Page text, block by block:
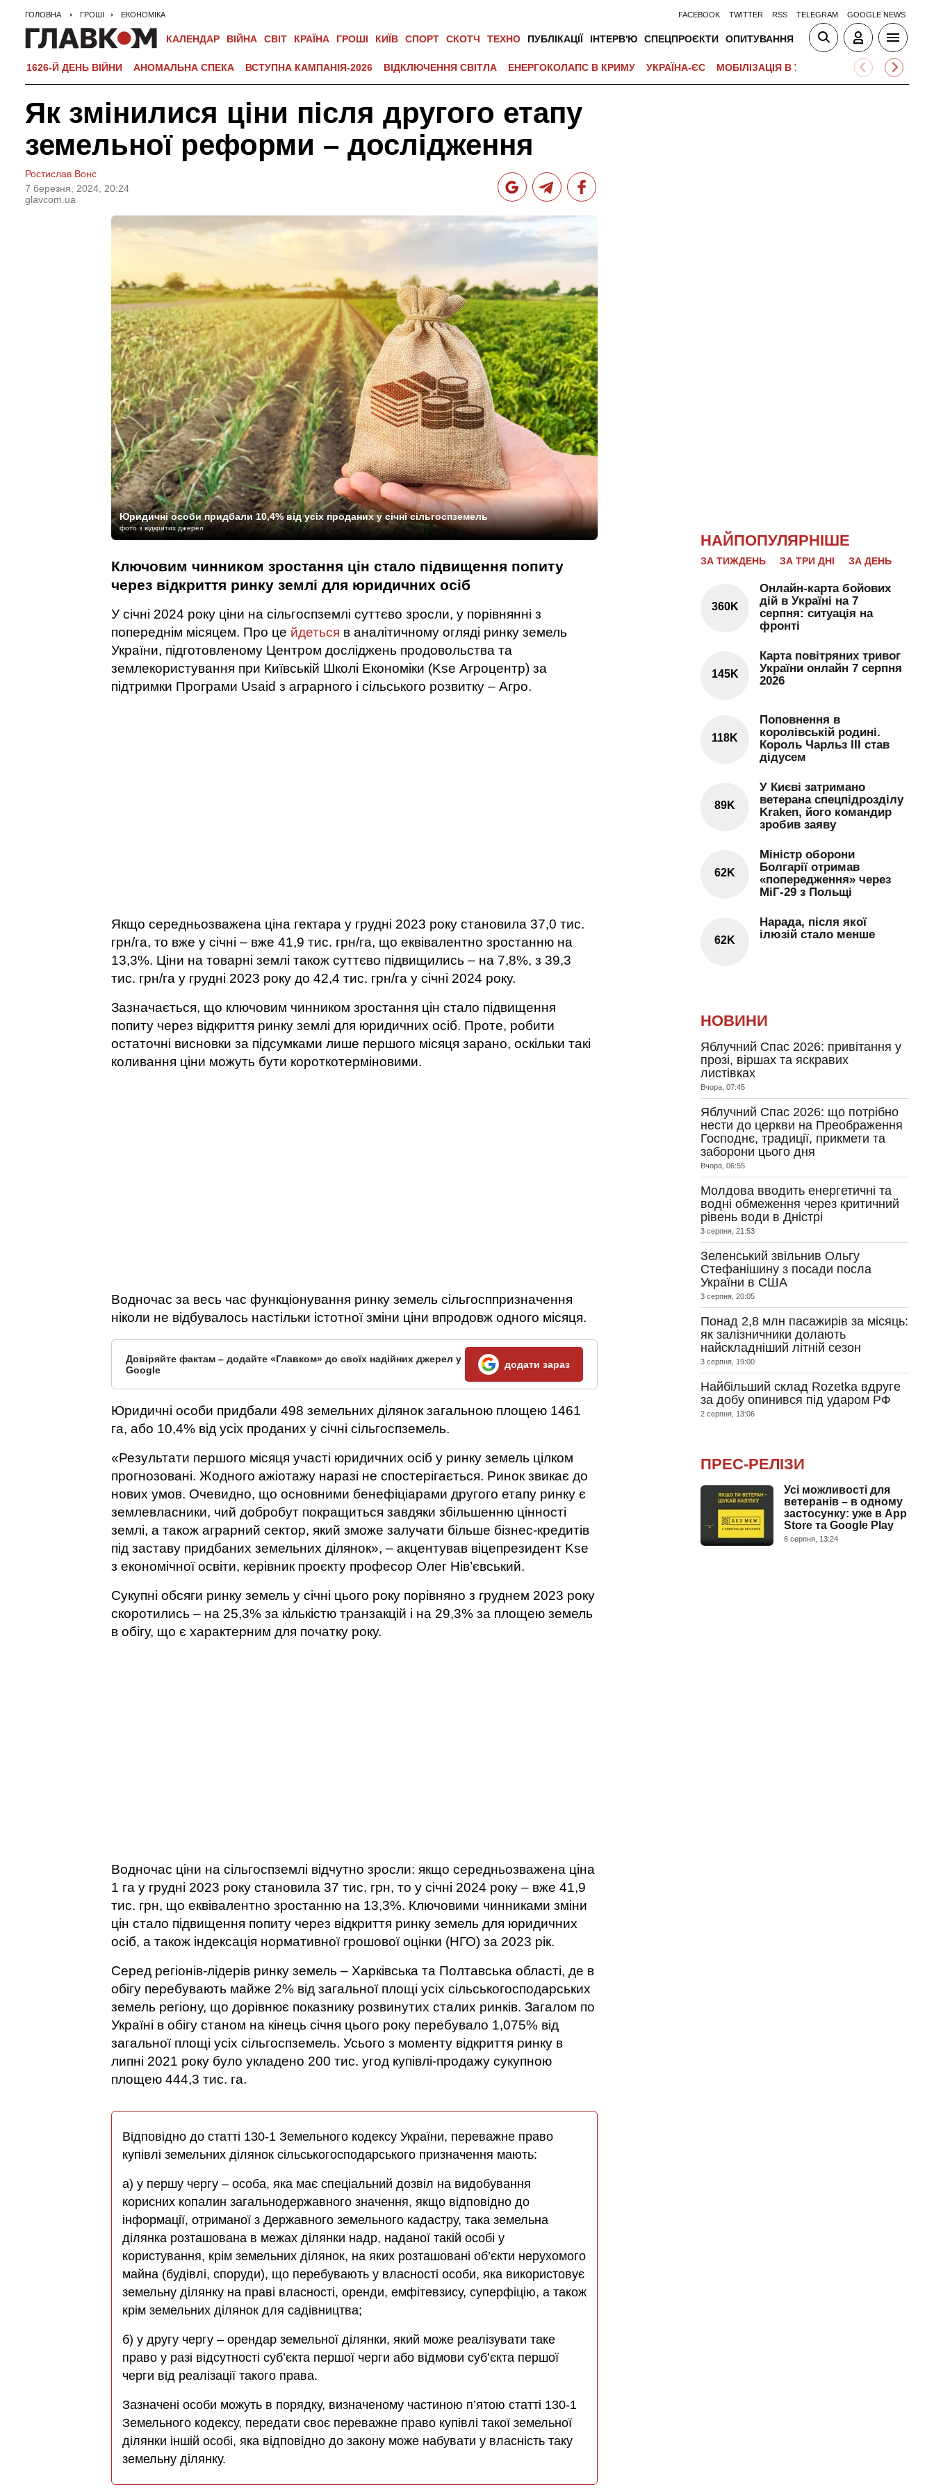
ГОЛОВНА ГРОШІ ЕКОНОМІКА FACEBOOK TWITTER RSS TELEGRAM GOOGLE NEWS
КАЛЕНДАР ВІЙНА СВІТ КРАЇНА ГРОШІ КИЇВ СПОРТ СКОТЧ ТЕХНО ПУБЛІКАЦІЇ ІНТЕРВ'Ю СПЕЦПРОЄКТИ ОПИТУВАННЯ
1626-Й ДЕНЬ ВІЙНИ АНОМАЛЬНА СПЕКА ВСТУПНА КАМПАНІЯ-2026 ВІДКЛЮЧЕННЯ СВІТЛА ЕНЕРГОКОЛАПС В КРИМУ УКРАЇНА-ЄС МОБІЛІЗАЦІЯ В УКРАЇНІ ВІЙНА НА
Як змінилися ціни після другого етапу
земельної реформи – дослідження
Ростислав Вонс
7 березня, 2024, 20:24
glavcom.ua
Юридичні особи придбали 10,4% від усіх проданих у січні сільгоспземель
фото з відкритих джерел
Ключовим чинником зростання цін стало підвищення попиту
через відкриття ринку землі для юридичних осіб
У січні 2024 року ціни на сільгоспземлі суттєво зросли, у порівнянні з
попереднім місяцем. Про це йдеться в аналітичному огляді ринку земель
України, підготовленому Центром досліджень продовольства та
землекористування при Київській Школі Економіки (Kse Агроцентр) за
підтримки Програми Usaid з аграрного і сільського розвитку – Агро.
Якщо середньозважена ціна гектара у грудні 2023 року становила 37,0 тис.
грн/га, то вже у січні – вже 41,9 тис. грн/га, що еквівалентно зростанню на
13,3%. Ціни на товарні землі також суттєво підвищились – на 7,8%, з 39,3
тис. грн/га у грудні 2023 року до 42,4 тис. грн/га у січні 2024 року.
Зазначається, що ключовим чинником зростання цін стало підвищення
попиту через відкриття ринку землі для юридичних осіб. Проте, робити
остаточні висновки за підсумками лише першого місяця зарано, оскільки такі
коливання ціни можуть бути короткотерміновими.
Водночас за весь час функціонування ринку земель сільгосппризначення
ніколи не відбувалось настільки істотної зміни ціни впродовж одного місяця.
Довіряйте фактам – додайте «Главком» до своїх надійних джерел у
Google
додати зараз
Юридичні особи придбали 498 земельних ділянок загальною площею 1461
га, або 10,4% від усіх проданих у січні сільгоспземель.
«Результати першого місяця участі юридичних осіб у ринку земель цілком
прогнозовані. Жодного ажіотажу наразі не спостерігається. Ринок звикає до
нових умов. Очевидно, що основними бенефіціарами другого етапу ринку є
землевласники, чий добробут покращиться завдяки збільшенню цінності
землі, а також аграрний сектор, який зможе залучати більше бізнес-кредитів
під заставу придбаних земельних ділянок», – акцентував віцепрезидент Kse
з економічної освіти, керівник проєкту професор Олег Нів’євський.
Сукупні обсяги ринку земель у січні цього року порівняно з груднем 2023 року
скоротились – на 25,3% за кількістю транзакцій і на 29,3% за площею земель
в обігу, що є характерним для початку року.
Водночас ціни на сільгоспземлі відчутно зросли: якщо середньозважена ціна
1 га у грудні 2023 року становила 37 тис. грн, то у січні 2024 року – вже 41,9
тис. грн, що еквівалентно зростанню на 13,3%. Ключовими чинниками зміни
цін стало підвищення попиту через відкриття ринку земель для юридичних
осіб, а також індексація нормативної грошової оцінки (НГО) за 2023 рік.
Серед регіонів-лідерів ринку земель – Харківська та Полтавська області, де в
обігу перебувають майже 2% від загальної площі усіх сільськогосподарських
земель регіону, що дорівнює показнику розвинутих сталих ринків. Загалом по
Україні в обігу станом на кінець січня цього року перебувало 1,075% від
загальної площі усіх сільгоспземель. Усього з моменту відкриття ринку в
липні 2021 року було укладено 200 тис. угод купівлі-продажу сукупною
площею 444,3 тис. га.
Відповідно до статті 130-1 Земельного кодексу України, переважне право
купівлі земельних ділянок сільськогосподарського призначення мають:
а) у першу чергу – особа, яка має спеціальний дозвіл на видобування
корисних копалин загальнодержавного значення, якщо відповідно до
інформації, отриманої з Державного земельного кадастру, така земельна
ділянка розташована в межах ділянки надр, наданої такій особі у
користування, крім земельних ділянок, на яких розташовані об’єкти нерухомого
майна (будівлі, споруди), що перебувають у власності особи, яка використовує
земельну ділянку на праві власності, оренди, емфітевзису, суперфіцію, а також
крім земельних ділянок для садівництва;
б) у другу чергу – орендар земельної ділянки, який може реалізувати таке
право у разі відсутності суб’єкта першої черги або відмови суб’єкта першої
черги від реалізації такого права.
Зазначені особи можуть в порядку, визначеному частиною п’ятою статті 130-1
Земельного кодексу, передати своє переважне право купівлі такої земельної
ділянки іншій особі, яка відповідно до закону може набувати у власність таку
земельну ділянку.
НАЙПОПУЛЯРНІШЕ
ЗА ТИЖДЕНЬ ЗА ТРИ ДНІ ЗА ДЕНЬ
360K
Онлайн-карта бойових
дій в Україні на 7
серпня: ситуація на
фронті
145K
Карта повітряних тривог
України онлайн 7 серпня
2026
118K
Поповнення в
королівській родині.
Король Чарльз III став
дідусем
89K
У Києві затримано
ветерана спецпідрозділу
Kraken, його командир
зробив заяву
62K
Міністр оборони
Болгарії отримав
«попередження» через
МіГ-29 з Польщі
62K
Нарада, після якої
ілюзій стало менше
НОВИНИ
Яблучний Спас 2026: привітання у
прозі, віршах та яскравих
листівках
Вчора, 07:45
Яблучний Спас 2026: що потрібно
нести до церкви на Преображення
Господнє, традиції, прикмети та
заборони цього дня
Вчора, 06:55
Молдова вводить енергетичні та
водні обмеження через критичний
рівень води в Дністрі
3 серпня, 21:53
Зеленський звільнив Ольгу
Стефанішину з посади посла
України в США
3 серпня, 20:05
Понад 2,8 млн пасажирів за місяць:
як залізничники долають
найскладніший літній сезон
3 серпня, 19:00
Найбільший склад Rozetka вдруге
за добу опинився під ударом РФ
2 серпня, 13:06
ПРЕС-РЕЛІЗИ
Усі можливості для
ветеранів – в одному
застосунку: уже в App
Store та Google Play
6 серпня, 13:24